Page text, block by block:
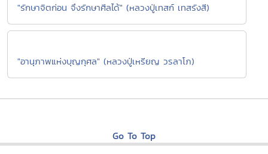
"รักษาจิตก่อน จึงรักษาศีลได้" (หลวงปู่เทสก์ เทสรังสี)
"อานุภาพแห่งบุญกุศล" (หลวงปู่เหรียญ วรลาโภ)
Go To Top